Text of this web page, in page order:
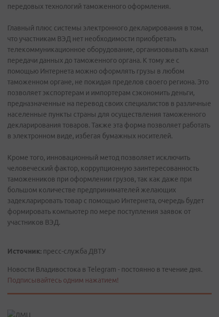
передовых технологий таможенного оформления.
Главный плюс системы электронного декларирования в том,
что участникам ВЭД нет необходимости приобретать
телекоммуникационное оборудование, организовывать канал
передачи данных до таможенного органа. К тому же с
помощью Интернета можно оформлять грузы в любом
таможенном органе, не покидая пределов своего региона. Это
позволяет экспортерам и импортерам сэкономить деньги,
предназначенные на перевод своих специалистов в различные
населенные пункты страны для осуществления таможенного
декларирования товаров. Также эта форма позволяет работать
в электронном виде, избегая бумажных носителей.
Кроме того, инновационный метод позволяет исключить
человеческий фактор, коррупционную заинтересованность
таможенников при оформлении грузов, так как даже при
большом количестве предпринимателей желающих
задекларировать товар с помощью Интернета, очередь будет
формировать компьютер по мере поступления заявок от
участников ВЭД.
Источник: пресс-служба ДВТУ
Новости Владивостока в Telegram - постоянно в течение дня.
Подписывайтесь одним нажатием!